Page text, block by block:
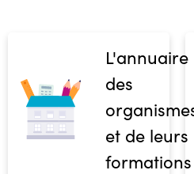
L'annuaire
des
et de leurs
formations